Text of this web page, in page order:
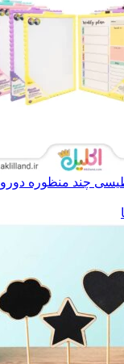
منظوره دورو 28*5*21 سانتی متر